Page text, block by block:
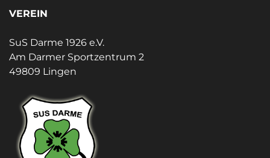
VEREIN
SuS Darme 1926 e.V.
Am Darmer Sportzentrum 2
49809 Lingen